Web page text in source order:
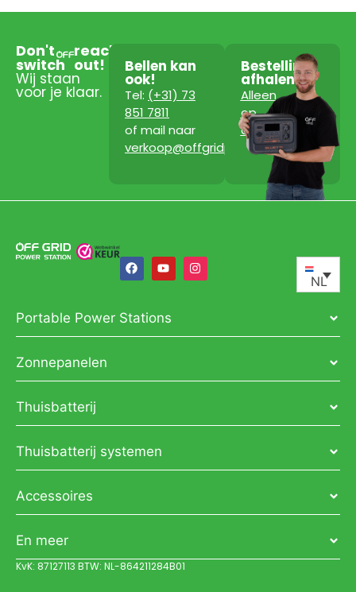
Don't
switch
reach
out!
Wij staan
voor je klaar.
Bellen kan
ook!
Tel: (+31) 73
851 7811
of mail naar
verkoop@offgridpowerstation.com
Bestelling
afhalen?
Alleen
op
afspraak!
NL
Portable Power Stations
Zonnepanelen
Thuisbatterij
Thuisbatterij systemen
Accessoires
En meer
KvK: 87127113 BTW: NL-864211284B01